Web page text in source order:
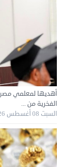
نقل عفش المنطقه العاشره 50636444
الإثنين 02 سبتمبر 2024 05:01 م
أهديها لمعلمي مصر..
الفخرية من ...
السبت 08 أغسطس 2026 06:10 م